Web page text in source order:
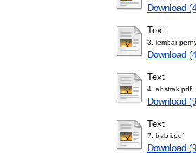
Download
Text
3. lembar
Download
Text
4. abstrak.pdf
Download
Text
7. bab i.pdf
Download